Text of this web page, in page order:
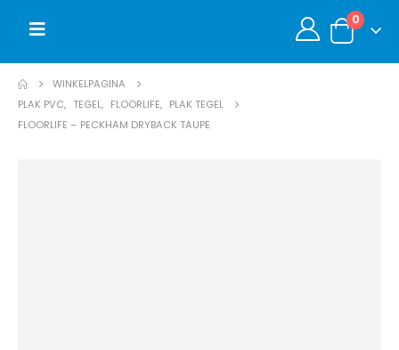
0
WINKELPAGINA
PLAK PVC, TEGEL, FLOORLIFE, PLAK TEGEL
FLOORLIFE – PECKHAM DRYBACK TAUPE